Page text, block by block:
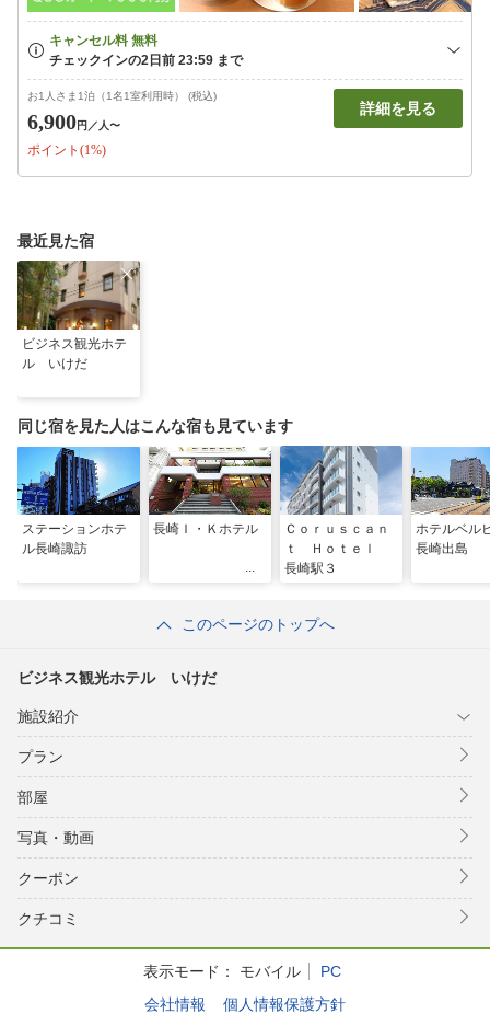
お1人さま1泊（1名1室利用時） (税込)
6,900円 ／人〜
ポイント(1%)
詳細を見る
最近見た宿
ビジネス観光ホテ
ル いけだ
同じ宿を見た人はこんな宿も見ています
ステーションホテ
ル長崎諏訪
長崎Ｉ・Ｋホテル
Ｃｏｒｕｓｃａｎ
ｔ Ｈｏｔｅｌ
長崎駅３
ホテルベル
長崎出島
このページのトップへ
ビジネス観光ホテル いけだ
施設紹介
プラン
部屋
写真・動画
クーポン
クチコミ
表示モード： モバイル
PC
会社情報
個人情報保護方針